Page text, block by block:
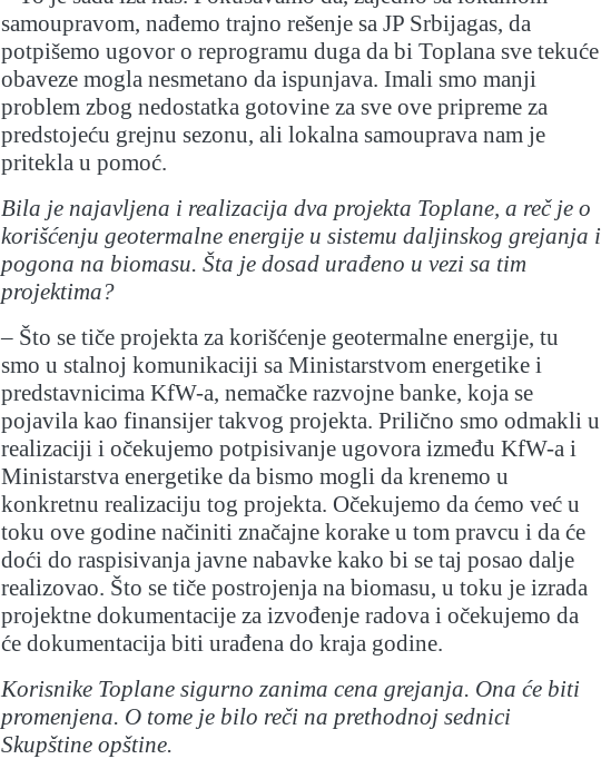
samoupravom, nađemo trajno rešenje sa JP Srbijagas, da
potpišemo ugovor o reprogramu duga da bi Toplana sve tekuće
obaveze mogla nesmetano da ispunjava. Imali smo manji
problem zbog nedostatka gotovine za sve ove pripreme za
predstojeću grejnu sezonu, ali lokalna samouprava nam je
pritekla u pomoć.
Bila je najavljena i realizacija dva projekta Toplane, a reč je o
korišćenju geotermalne energije u sistemu daljinskog grejanja i
pogona na biomasu. Šta je dosad urađeno u vezi sa tim
projektima?
– Što se tiče projekta za korišćenje geotermalne energije, tu
smo u stalnoj komunikaciji sa Ministarstvom energetike i
predstavnicima KfW-a, nemačke razvojne banke, koja se
pojavila kao finansijer takvog projekta. Prilično smo odmakli u
realizaciji i očekujemo potpisivanje ugovora između KfW-a i
Ministarstva energetike da bismo mogli da krenemo u
konkretnu realizaciju tog projekta. Očekujemo da ćemo već u
toku ove godine načiniti značajne korake u tom pravcu i da će
doći do raspisivanja javne nabavke kako bi se taj posao dalje
realizovao. Što se tiče postrojenja na biomasu, u toku je izrada
projektne dokumentacije za izvođenje radova i očekujemo da
će dokumentacija biti urađena do kraja godine.
Korisnike Toplane sigurno zanima cena grejanja. Ona će biti
promenjena. O tome je bilo reči na prethodnoj sednici
Skupštine opštine.